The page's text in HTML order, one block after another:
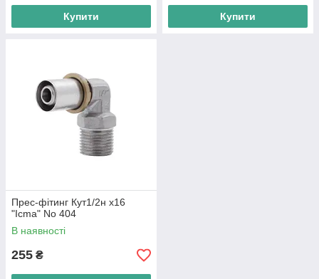
Купити Купити
Прес-фітинг Кут1/2н х16
"Icma" No 404
В наявності
255 ₴